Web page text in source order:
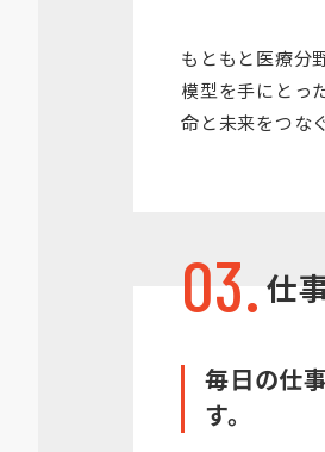
もともと医療分
模型を手にとっ
命と未来をつな
03. 仕
毎日の仕
す。